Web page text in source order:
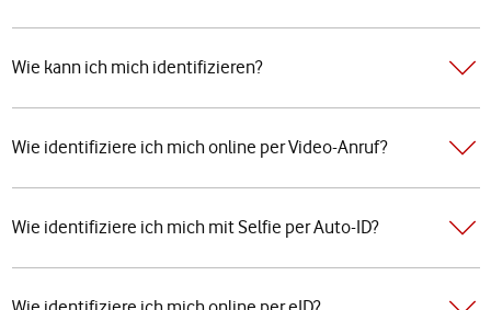
Wie kann ich mich identifizieren?
Wie identifiziere ich mich online per Video-Anruf?
Wie identifiziere ich mich mit Selfie per Auto-ID?